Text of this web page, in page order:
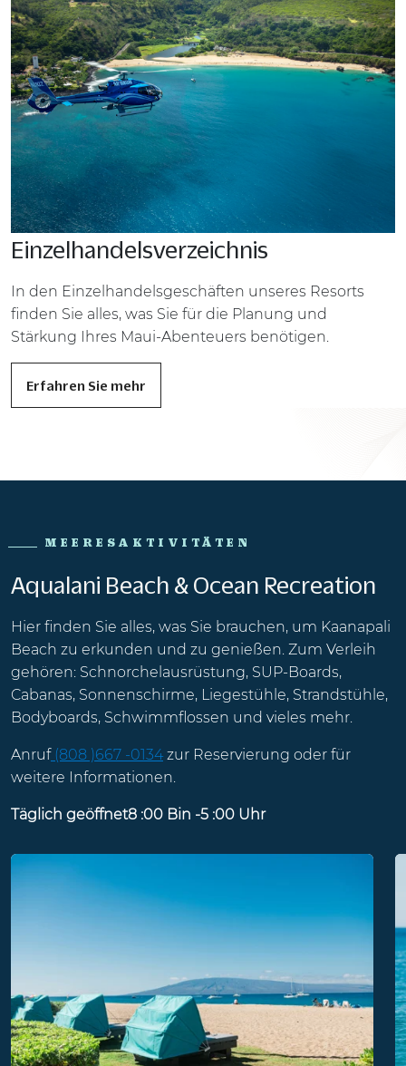
Einzelhandelsverzeichnis
In den Einzelhandelsgeschäften unseres Resorts
finden Sie alles, was Sie für die Planung und
Stärkung Ihres Maui-Abenteuers benötigen.
Erfahren Sie mehr
MEERESAKTIVITÄTEN
Aqualani Beach & Ocean Recreation
Hier finden Sie alles, was Sie brauchen, um Kaanapali
Beach zu erkunden und zu genießen. Zum Verleih
gehören: Schnorchelausrüstung, SUP-Boards,
Cabanas, Sonnenschirme, Liegestühle, Strandstühle,
Bodyboards, Schwimmflossen und vieles mehr.
Anruf(808 )667 -0134 zur Reservierung oder für
weitere Informationen.
Täglich geöffnet8 :00 Bin -5 :00 Uhr